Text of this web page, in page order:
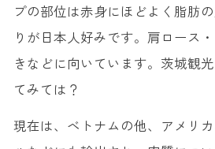
◆茨城名物のメロンスイーツが食べられるお店『ファー
15.ほしいも
プの部位は赤身にほどよく脂肪
りが日本人好みです。肩ロース
きなどに向いています。茨城観
てみては？
現在は、ベトナムの他、アメリ